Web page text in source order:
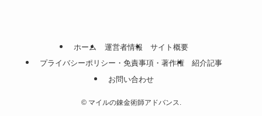
ホーム 運営者情報
サイト概要
プライバシーポリシー・免責事項・著作権
紹介記事
お問い合わせ
©マイルの錬金術師アドバンス.